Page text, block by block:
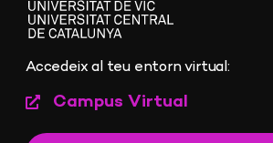
Accedeix al teu entorn virtual:
Campus Virtual